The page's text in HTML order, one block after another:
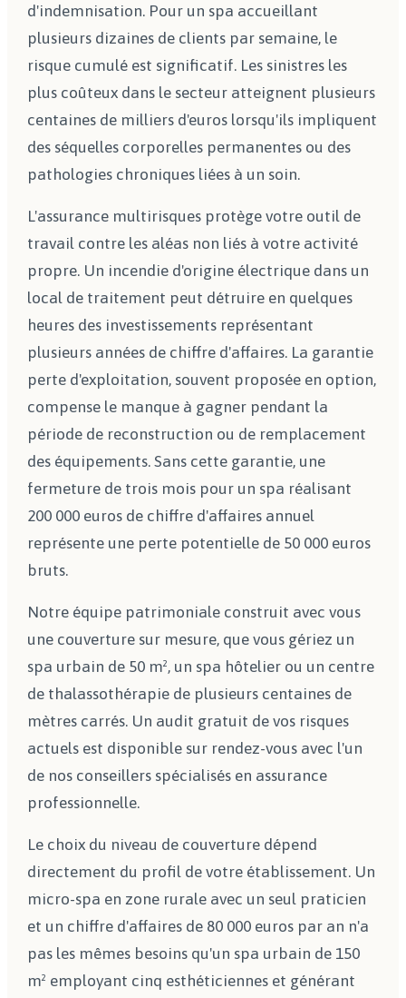
d'indemnisation. Pour un spa accueillant
plusieurs dizaines de clients par semaine, le
risque cumulé est significatif. Les sinistres les
plus coûteux dans le secteur atteignent plusieurs
centaines de milliers d'euros lorsqu'ils impliquent
des séquelles corporelles permanentes ou des
pathologies chroniques liées à un soin.
L'assurance multirisques protège votre outil de
travail contre les aléas non liés à votre activité
propre. Un incendie d'origine électrique dans un
local de traitement peut détruire en quelques
heures des investissements représentant
plusieurs années de chiffre d'affaires. La garantie
perte d'exploitation, souvent proposée en option,
compense le manque à gagner pendant la
période de reconstruction ou de remplacement
des équipements. Sans cette garantie, une
fermeture de trois mois pour un spa réalisant
200 000 euros de chiffre d'affaires annuel
représente une perte potentielle de 50 000 euros
bruts.
Notre équipe patrimoniale construit avec vous
une couverture sur mesure, que vous gériez un
spa urbain de 50 m², un spa hôtelier ou un centre
de thalassothérapie de plusieurs centaines de
mètres carrés. Un audit gratuit de vos risques
actuels est disponible sur rendez-vous avec l'un
de nos conseillers spécialisés en assurance
professionnelle.
Le choix du niveau de couverture dépend
directement du profil de votre établissement. Un
micro-spa en zone rurale avec un seul praticien
et un chiffre d'affaires de 80 000 euros par an n'a
pas les mêmes besoins qu'un spa urbain de 150
m² employant cinq esthéticiennes et générant